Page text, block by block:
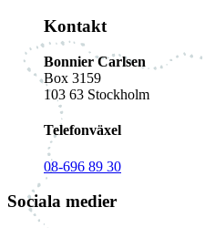
Kontakt
Bonnier Carlsen
Box 3159
103 63 Stockholm
Telefonväxel
08-696 89 30
Sociala medier